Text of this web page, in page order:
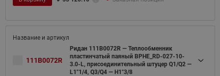
111B0072R
Ридан 111B0072R — Теплообменник
пластинчатый паяный BPHE_RD-027-10-
3.0-L, присоединительный штуцер Q1/Q2 —
L1"1/4, Q3/Q4 — H1"3/8